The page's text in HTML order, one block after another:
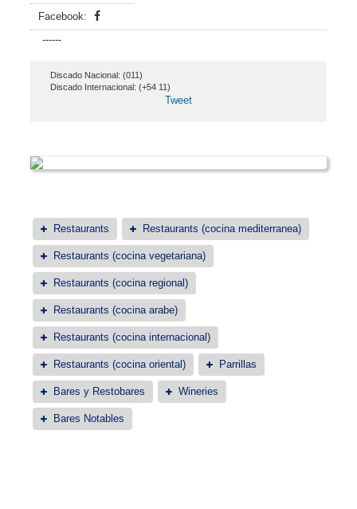
Facebook:
------
Discado Nacional: (011)
Discado Internacional: (+54 11)
Tweet
Restaurants Restaurants (cocina mediterranea)
Restaurants (cocina vegetariana)
Restaurants (cocina regional)
Restaurants (cocina arabe)
Restaurants (cocina internacional)
Restaurants (cocina oriental) Parrillas
Bares y Restobares Wineries
Bares Notables